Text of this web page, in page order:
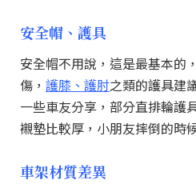
安全帽、護具
安全帽不用說，這是最基本的
傷， 護膝、護肘之類的護具建
一些車友分享，部分直排輪護
襯墊比較厚，小朋友摔倒的時
車架材質差異